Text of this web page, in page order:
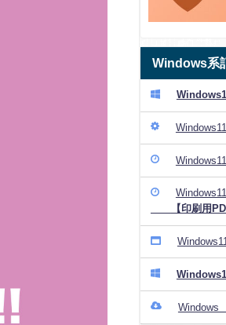
Windows系
【印刷用
Windows